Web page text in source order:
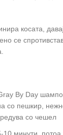
косата,
се
By Day
со пешкир,
со чешел
10 минути,